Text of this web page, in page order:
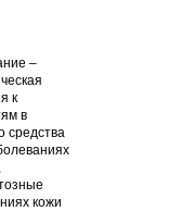
–
к
в
средства
кожи